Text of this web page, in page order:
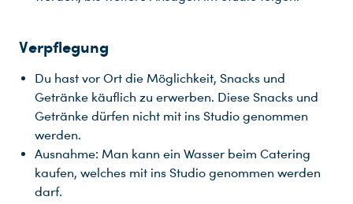
Verpflegung
Du hast vor Ort die Möglichkeit, Snacks und
Getränke käuflich zu erwerben. Diese Snacks und
Getränke dürfen nicht mit ins Studio genommen
werden.
Ausnahme: Man kann ein Wasser beim Catering
kaufen, welches mit ins Studio genommen werden
darf.